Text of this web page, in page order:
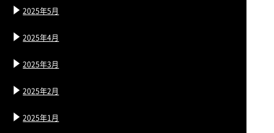
2025年5月
2025年4月
2025年3月
2025年2月
2025年1月